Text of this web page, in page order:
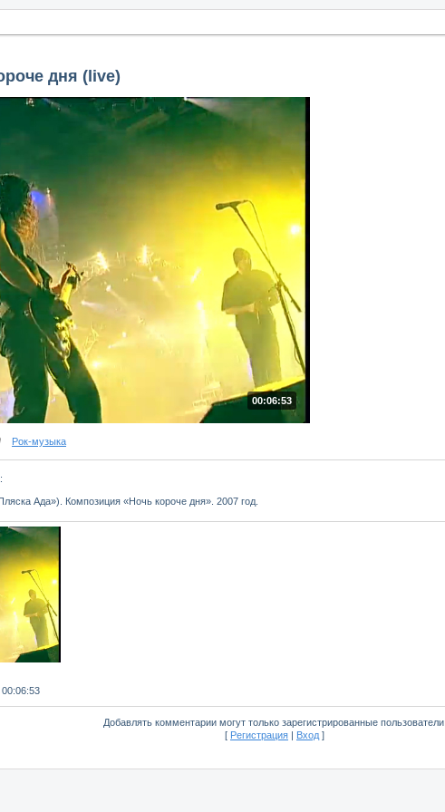
дня (live)
00:06:53
Рок-музыка
:
Ада»). Композиция «Ночь короче дня». 2007 год.
00:06:53
Добавлять комментарии могут только зарегистрированные пользователи.
[ Регистрация | Вход ]